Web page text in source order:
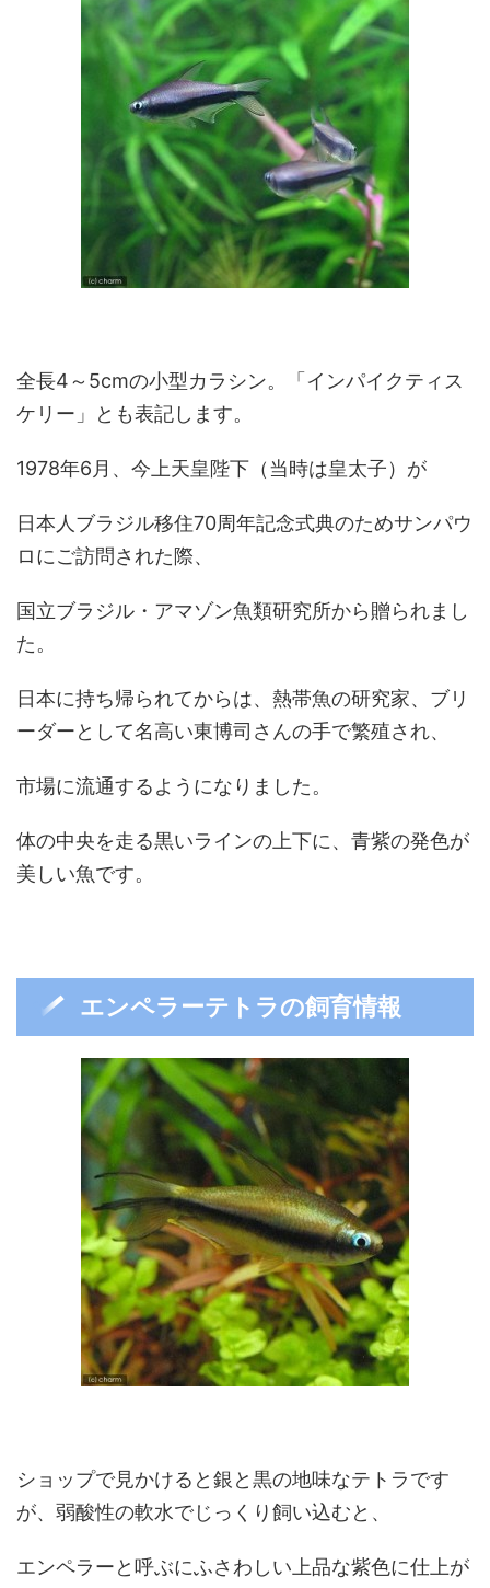
全長4～5cmの小型カラシン。「インパイクティス
ケリー」とも表記します。
1978年6月、今上天皇陛下（当時は皇太子）が
日本人ブラジル移住70周年記念式典のためサンパウ
ロにご訪問された際、
国立ブラジル・アマゾン魚類研究所から贈られまし
た。
日本に持ち帰られてからは、熱帯魚の研究家、ブリ
ーダーとして名高い東博司さんの手で繁殖され、
市場に流通するようになりました。
体の中央を走る黒いラインの上下に、青紫の発色が
美しい魚です。
エンペラーテトラの飼育情報
ショップで見かけると銀と黒の地味なテトラです
が、弱酸性の軟水でじっくり飼い込むと、
エンペラーと呼ぶにふさわしい上品な紫色に仕上が